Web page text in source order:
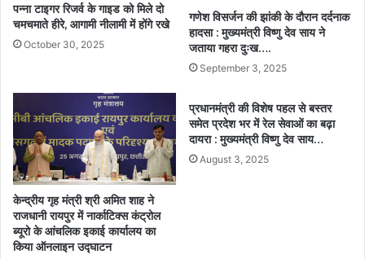
पन्ना टाइगर रिजर्व के गाइड को मिले दो
चमचमाते हीरे, आगामी नीलामी में होंगे रखे
October 30, 2025
गणेश विसर्जन की झांकी के दौरान दर्दनाक
हादसा : मुख्यमंत्री विष्णु देव साय ने
जताया गहरा दुःख….
September 3, 2025
केन्द्रीय गृह मंत्री श्री अमित शाह ने
राजधानी रायपुर में नार्काटिक्स कंट्रोल
ब्यूरो के आंचलिक इकाई कार्यालय का
किया ऑनलाइन उद्घाटन
प्रधानमंत्री की विशेष पहल से बस्तर
समेत प्रदेश भर में रेल सेवाओं का बढ़ा
दायरा : मुख्यमंत्री विष्णु देव साय…
August 3, 2025